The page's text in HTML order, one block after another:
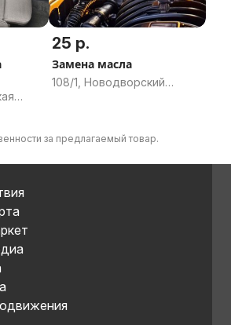
25 р.
Замена масла
108/1, Новодворский
за предлагаемый товар.